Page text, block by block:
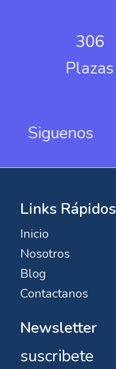
306
Plazas
Siguenos
Links Rápidos
Inicio
Nosotros
Blog
Contactanos
Newsletter
suscribete